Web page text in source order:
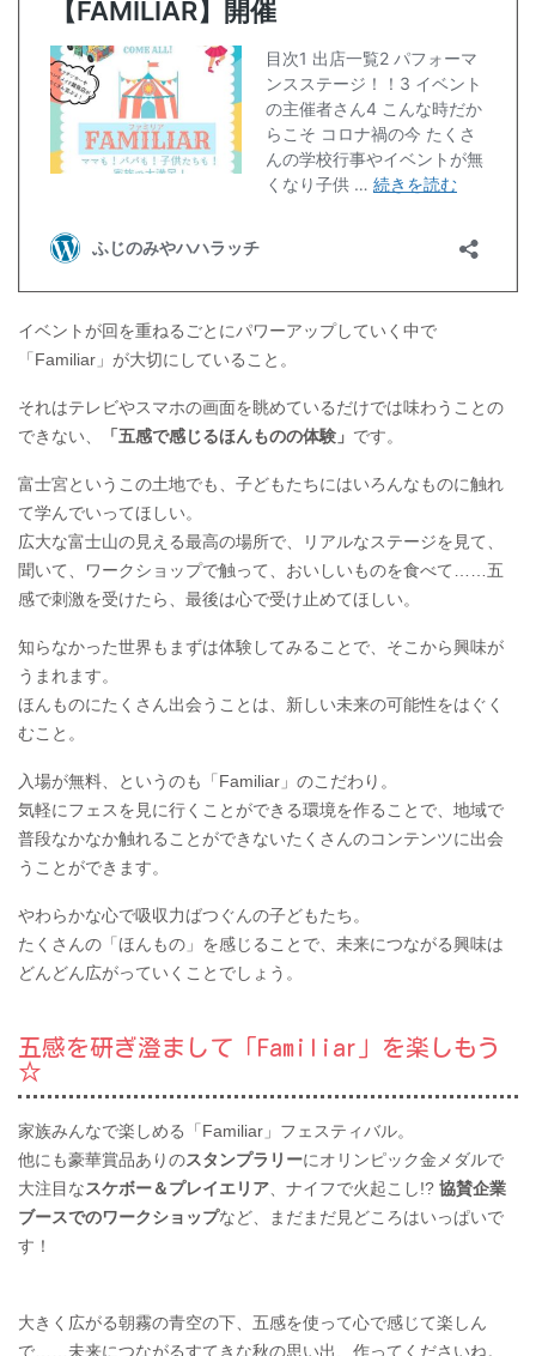
イベントが回を重ねるごとにパワーアップしていく中で
「Familiar」が大切にしていること。
それはテレビやスマホの画面を眺めているだけでは味わうことの
できない、
「五感で感じるほんものの体験」 です。
富士宮というこの土地でも、子どもたちにはいろんなものに触れ
て学んでいってほしい。
広大な富士山の見える最高の場所で、リアルなステージを見て、
聞いて、ワークショップで触って、おいしいものを食べて……五
感で刺激を受けたら、最後は心で受け止めてほしい。
知らなかった世界もまずは体験してみることで、そこから興味が
うまれます。
ほんものにたくさん出会うことは、新しい未来の可能性をはぐく
むこと。
入場が無料、というのも「Familiar」のこだわり。
気軽にフェスを見に行くことができる環境を作ることで、地域で
普段なかなか触れることができないたくさんのコンテンツに出会
うことができます。
やわらかな心で吸収力ばつぐんの子どもたち。
たくさんの「ほんもの」を感じることで、未来につながる興味は
どんどん広がっていくことでしょう。
五感を研ぎ澄まして「Familiar」を楽しもう
☆
家族みんなで楽しめる「Familiar」フェスティバル。
他にも豪華賞品ありのスタンプラリーにオリンピック金メダルで
大注目なスケボー＆プレイエリア、ナイフで火起こし!? 協賛企業
ブースでのワークショップなど、まだまだ見どころはいっぱいで
す！
大きく広がる朝霧の青空の下、五感を使って心で感じて楽しん
で……未来につながるすてきな秋の思い出、作ってくださいね。